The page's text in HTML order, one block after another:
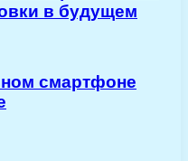
в будущем
смартфоне